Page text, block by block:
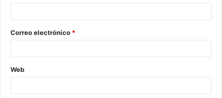
Correo electrónico *
Web